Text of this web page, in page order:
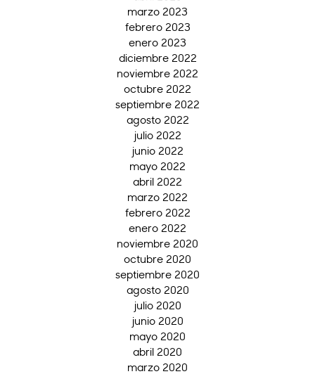
marzo 2023
febrero 2023
enero 2023
diciembre 2022
noviembre 2022
octubre 2022
septiembre 2022
agosto 2022
julio 2022
junio 2022
mayo 2022
abril 2022
marzo 2022
febrero 2022
enero 2022
noviembre 2020
octubre 2020
septiembre 2020
agosto 2020
julio 2020
junio 2020
mayo 2020
abril 2020
marzo 2020